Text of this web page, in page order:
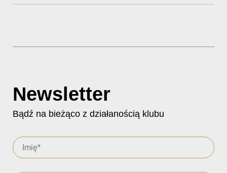
Newsletter
Bądź na bieżąco z działanością klubu